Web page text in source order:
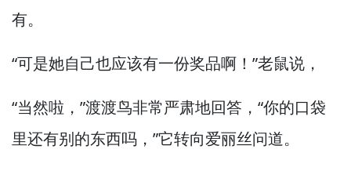
有。
“可是她自己也应该有一份奖品啊！”老鼠说，
“当然啦，”渡渡鸟非常严肃地回答， “你的口袋
里还有别的东西吗，”它转向爱丽丝问道。